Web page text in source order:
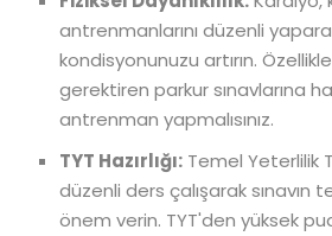
antrenmanlarını düzenli
kondisyonunuzu artırın. Özellikle
gerektiren parkur sınavlarına
antrenman yapmalısınız.
TYT Hazırlığı: Temel Yeterlilik
düzenli ders çalışarak sınavın
önem verin. TYT'den yüksek